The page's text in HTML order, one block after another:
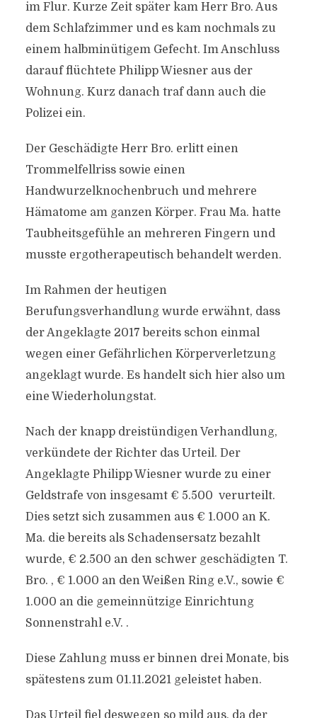
im Flur. Kurze Zeit später kam Herr Bro. Aus
dem Schlafzimmer und es kam nochmals zu
einem halbminütigem Gefecht. Im Anschluss
darauf flüchtete Philipp Wiesner aus der
Wohnung. Kurz danach traf dann auch die
Polizei ein.
Der Geschädigte Herr Bro. erlitt einen
Trommelfellriss sowie einen
Handwurzelknochenbruch und mehrere
Hämatome am ganzen Körper. Frau Ma. hatte
Taubheitsgefühle an mehreren Fingern und
musste ergotherapeutisch behandelt werden.
Im Rahmen der heutigen
Berufungsverhandlung wurde erwähnt, dass
der Angeklagte 2017 bereits schon einmal
wegen einer Gefährlichen Körperverletzung
angeklagt wurde. Es handelt sich hier also um
eine Wiederholungstat.
Nach der knapp dreistündigen Verhandlung,
verkündete der Richter das Urteil. Der
Angeklagte Philipp Wiesner wurde zu einer
Geldstrafe von insgesamt € 5.500 verurteilt.
Dies setzt sich zusammen aus € 1.000 an K.
Ma. die bereits als Schadensersatz bezahlt
wurde, € 2.500 an den schwer geschädigten T.
Bro. , € 1.000 an den Weißen Ring e.V., sowie €
1.000 an die gemeinnützige Einrichtung
Sonnenstrahl e.V. .
Diese Zahlung muss er binnen drei Monate, bis
spätestens zum 01.11.2021 geleistet haben.
Das Urteil fiel deswegen so mild aus, da der